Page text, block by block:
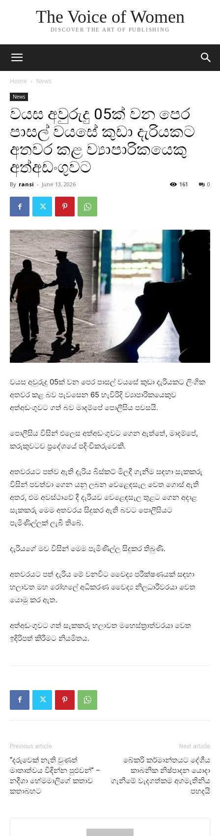
The Voice of Women
DISCOVER THE ART OF PUBLISHING
Home News
News
වයස අවුරුදු 05ක් වන පෙර
පාසල් වයසේ කුඩා දැරියකට
අතවර කළ ව්‍යාපාරිකයෙකු
අත්අඩංගුවට
By ransi - June 13, 2026 0
161
වයස අවුරුදු 05ක් වන පෙර පාසල් වයසේ කුඩා දැරියකට ලිංගික
අතවර කළ බව පැවසෙන 65 හැවිරිදි ව්‍යාපාරිකයෙකුව
අත්අඩංගුවට ගත් බව මාදම්පේ පොලීසිය පවසයි.
පොලීසිය විසින් එලෙස අත්අඩංගුවට ගෙන ඇත්තේ, මාදම්පේ,
කරුකුවටව ප්‍රදේශයේ පදිංචිකරුවෙකි.
අතවරයට පත්ව ඇති දැරිය බිස්කට් මිලදී ගැනීම සඳහා සැකකරු
විසින් පවත්වා ගෙන යනු ලබන වෙළෙඳසැල වෙත ගොස් ඇති
අතර, එම අවස්ථාවේ දී දැරියව වෙළෙඳසැල තුළට ගෙන අදාළ
සැකකරු මෙම අතවරය සිදුකර ඇති බවට පොලීසියට
පැමිණිල්ලක් ලැබී තිබේ.
දැරියගේ මව විසින් මෙම පැමිණිල්ල සිදුකර තිබුණි.
අතවරයට පත් දැරිය මේ වනවිට වෛද්‍ය පරීක්ෂණයක් සඳහා
හලාවත මහ රෝහලේ අධිකරණ වෛද්‍ය නිලධාරීවරයා වෙත
යොමු කර ඇත.
අත්අඩංගුවට ගත් සැකකරු හලාවත මහෙස්ත්‍රාත්වරයා වෙත
ඉදිරිපත් කිරීමට නියමිතය.
Previous article
“දරුවෙක් නැති වුණත්
මාතෘත්වය විඳින්න පුළුවන්” –
නදීශා හේමමාලිගේ කතාව
කතාබහට
Next article
බේකරි කර්මාන්තයට දේශීය
කාබනික නිෂ්පාදන යොදා
ගැනීමේ වැදගත්කම අගමැතිනිය
පහදයි